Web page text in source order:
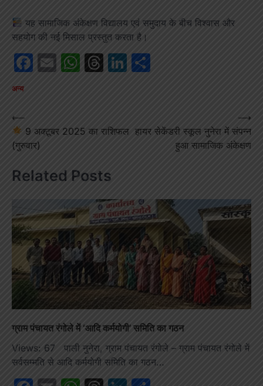
यह सामाजिक अंकेक्षण विद्यालय एवं समुदाय के बीच विश्वास और
सहयोग की नई मिसाल प्रस्तुत करता है।
Facebook
EmailWhatsApp
Threads
LinkedIn
अन्य
Post
navigation
⟵
9 अक्टूबर 2025 का राशिफल
(गुरुवार)
हायर सेकेंडरी स्कूल नुनेरा में संपन्न
हुआ सामाजिक अंकेक्षण
⟶
Related Posts
ग्राम पंचायत रंगोले में ‘आदि कर्मयोगी’ समिति का गठन
Views: 67 पाली नुनेरा, ग्राम पंचायत रंगोले – ग्राम पंचायत रंगोले में
सर्वसम्मति से आदि कर्मयोगी समिति का गठन…